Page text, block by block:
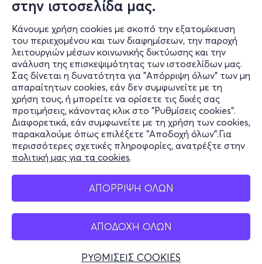
στην ιστοσελίδα μας.
Κάνουμε χρήση cookies με σκοπό την εξατομίκευση
του περιεχομένου και των διαφημίσεων, την παροχή
λειτουργιών μέσων κοινωνικής δικτύωσης και την
ανάλυση της επισκεψιμότητας των ιστοσελίδων μας.
Σας δίνεται η δυνατότητα για "Απόρριψη όλων" των μη
απαραίτητων cookies, εάν δεν συμφωνείτε με τη
χρήση τους, ή μπορείτε να ορίσετε τις δικές σας
προτιμήσεις, κάνοντας κλικ στο "Ρυθμίσεις cookies".
Διαφορετικά, εάν συμφωνείτε με τη χρήση των cookies,
παρακαλούμε όπως επιλέξετε "Αποδοχή όλων".Για
περισσότερες σχετικές πληροφορίες, ανατρέξτε στην
πολιτική μας για τα cookies.
ΑΠΟΡΡΙΨΗ ΟΛΩΝ
ΑΠΟΔΟΧΗ ΟΛΩΝ
ΡΥΘΜΙΣΕΙΣ COOKIES
Πληροφορίες
Υποστήριξη
Stay Connected
Mobile app